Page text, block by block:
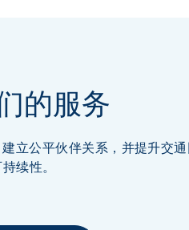
的服务
立公平伙伴关系，并提升交
续性。